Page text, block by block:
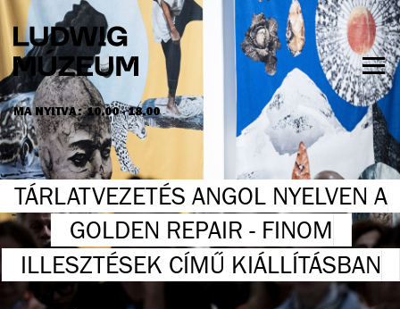
Ugrás
tartalomra
MA NYITVA: 10.00 - 18.00
NYITVATARTÁS ÉS JEGYÁRAK
TÁRLATVEZETÉS ANGOL NYELVEN A
GOLDEN REPAIR - FINOM
ILLESZTÉSEK CÍMŰ KIÁLLÍTÁSBAN